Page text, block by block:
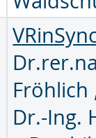
Fröhlich
Dr.-Ing.